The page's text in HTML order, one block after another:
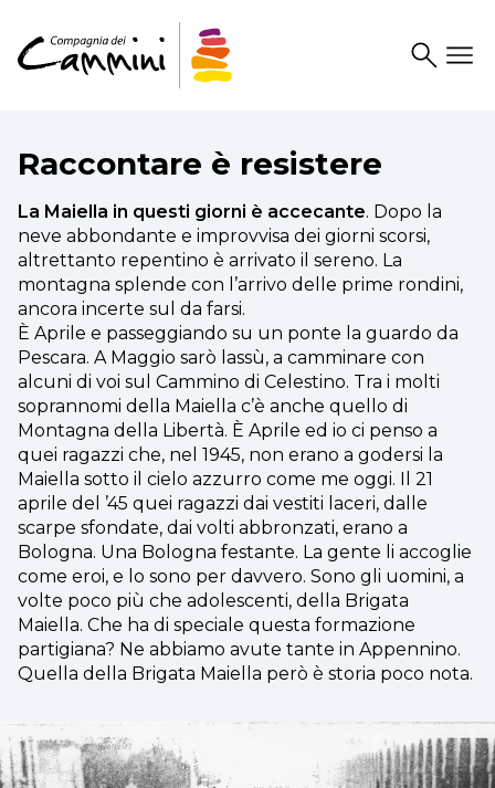
SearchDrawer
Raccontare è resistere
La Maiella in questi giorni è accecante. Dopo la
neve abbondante e improvvisa dei giorni scorsi,
altrettanto repentino è arrivato il sereno. La
montagna splende con l’arrivo delle prime rondini,
ancora incerte sul da farsi.
È Aprile e passeggiando su un ponte la guardo da
Pescara. A Maggio sarò lassù, a camminare con
alcuni di voi sul Cammino di Celestino. Tra i molti
soprannomi della Maiella c’è anche quello di
Montagna della Libertà. È Aprile ed io ci penso a
quei ragazzi che, nel 1945, non erano a godersi la
Maiella sotto il cielo azzurro come me oggi. Il 21
aprile del ’45 quei ragazzi dai vestiti laceri, dalle
scarpe sfondate, dai volti abbronzati, erano a
Bologna. Una Bologna festante. La gente li accoglie
come eroi, e lo sono per davvero. Sono gli uomini, a
volte poco più che adolescenti, della Brigata
Maiella. Che ha di speciale questa formazione
partigiana? Ne abbiamo avute tante in Appennino.
Quella della Brigata Maiella però è storia poco nota.